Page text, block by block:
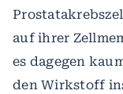
auf ihrer
es dagegen
den Wirkstoff